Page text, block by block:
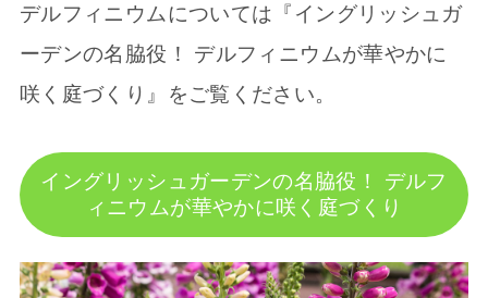
デルフィニウムについては『イングリッシュガ
ーデンの名脇役！ デルフィニウムが華やかに
咲く庭づくり』をご覧ください。
イングリッシュガーデンの名脇役！ デルフ
ィニウムが華やかに咲く庭づくり